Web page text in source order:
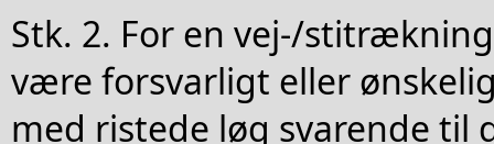
Stk. 2. For en vej-/
være forsvarligt eller
med ristede løg svarende til